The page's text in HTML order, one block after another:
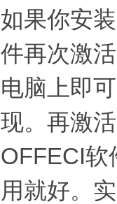
如果你安
件再次激
电脑上即
现。再激
OFFECI软
用就好。